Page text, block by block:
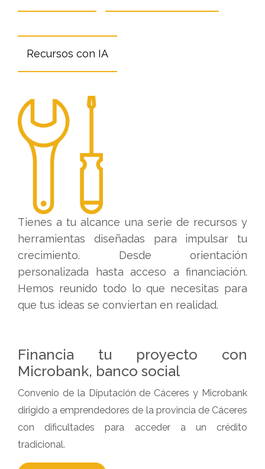
Recursos con IA
Tienes a tu alcance una serie de recursos y
herramientas diseñadas para impulsar tu
crecimiento. Desde orientación
personalizada hasta acceso a financiación.
Hemos reunido todo lo que necesitas para
que tus ideas se conviertan en realidad.
Financia tu proyecto con
Microbank, banco social
Convenio de la Diputación de Cáceres y Microbank
dirigido a emprendedores de la provincia de Cáceres
con dificultades para acceder a un crédito
tradicional.